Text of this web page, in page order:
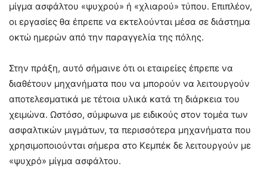
μίγμα ασφάλτου «ψυχρού» ή «χλιαρού» τύπου. Επιπλέον,
οι εργασίες θα έπρεπε να εκτελούνται μέσα σε διάστημα
οκτώ ημερών από την παραγγελία της πόλης.
Στην πράξη, αυτό σήμαινε ότι οι εταιρείες έπρεπε να
διαθέτουν μηχανήματα που να μπορούν να λειτουργούν
αποτελεσματικά με τέτοια υλικά κατά τη διάρκεια του
χειμώνα. Ωστόσο, σύμφωνα με ειδικούς στον τομέα των
ασφαλτικών μιγμάτων, τα περισσότερα μηχανήματα που
χρησιμοποιούνται σήμερα στο Κεμπέκ δε λειτουργούν με
«ψυχρό» μίγμα ασφάλτου.